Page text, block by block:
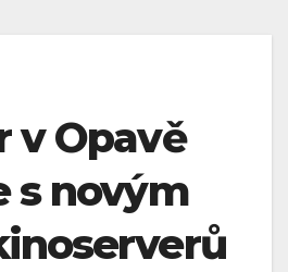
v Opavě
s novým